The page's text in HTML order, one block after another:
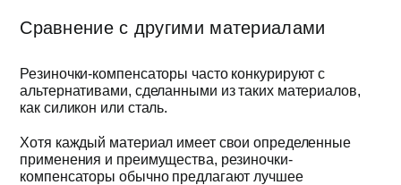
Сравнение с другими материалами
Резиночки-компенсаторы часто конкурируют с
альтернативами, сделанными из таких материалов,
как силикон или сталь.
Хотя каждый материал имеет свои определенные
применения и преимущества, резиночки-
компенсаторы обычно предлагают лучшее